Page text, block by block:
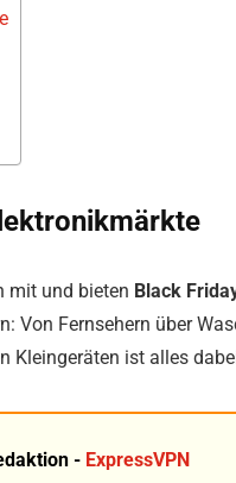
mit und bieten Black
Von Fernsehern über
Kleingeräten ist alles
- ExpressVPN